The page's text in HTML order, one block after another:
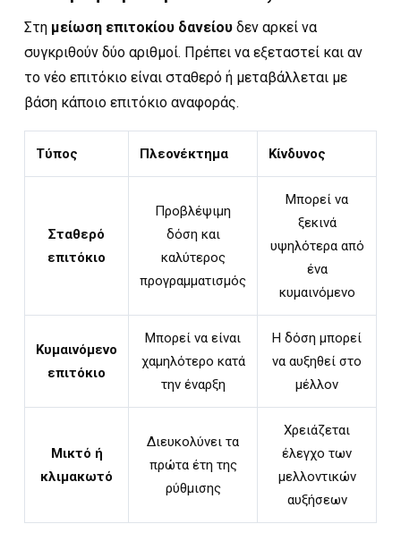
Στη μείωση επιτοκίου δανείου δεν αρκεί να
συγκριθούν δύο αριθμοί. Πρέπει να εξεταστεί και αν
το νέο επιτόκιο είναι σταθερό ή μεταβάλλεται με
βάση κάποιο επιτόκιο αναφοράς.
Τύπος Πλεονέκτημα Κίνδυνος
Σταθερό
επιτόκιο
Προβλέψιμη
δόση και
καλύτερος
προγραμματισμός
Μπορεί να
ξεκινά
υψηλότερα από
ένα
κυμαινόμενο
Κυμαινόμενο
επιτόκιο
Μπορεί να είναι
χαμηλότερο κατά
την έναρξη
Η δόση μπορεί
να αυξηθεί στο
μέλλον
Μικτό ή
κλιμακωτό
Διευκολύνει τα
πρώτα έτη της
ρύθμισης
Χρειάζεται
έλεγχο των
μελλοντικών
αυξήσεων